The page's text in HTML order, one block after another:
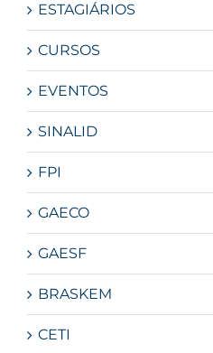
ESTAGIÁRIOS
CURSOS
EVENTOS
SINALID
FPI
GAECO
GAESF
BRASKEM
CETI